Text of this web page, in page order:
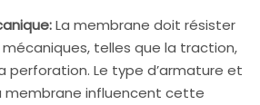
La membrane doit résister
telles que la traction,
perforation. Le type d’armature et
membrane influencent cette